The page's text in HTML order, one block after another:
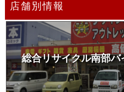
店舗別情報
総合リサイクル南部バ